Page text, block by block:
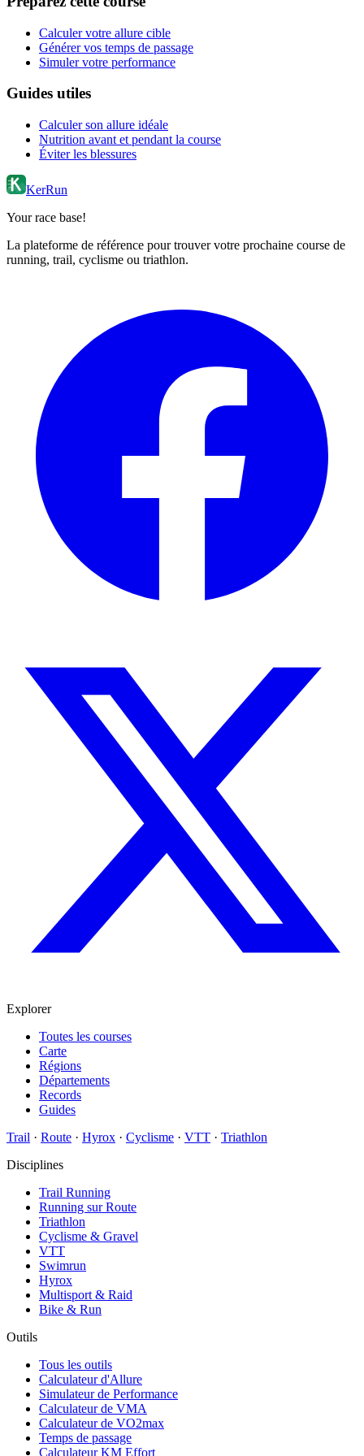
Calculer votre allure cible
Générer vos temps de passage
Simuler votre performance
Guides utiles
Calculer son allure idéale
Nutrition avant et pendant la course
Éviter les blessures
KerRun
Your race base!
La plateforme de référence pour trouver votre prochaine course de
running, trail, cyclisme ou triathlon.
Explorer
Toutes les courses
Carte
Régions
Départements
Records
Guides
Trail · Route · Hyrox · Cyclisme · VTT · Triathlon
Disciplines
Trail Running
Running sur Route
Triathlon
Cyclisme & Gravel
VTT
Swimrun
Hyrox
Multisport & Raid
Bike & Run
Outils
Tous les outils
Calculateur d'Allure
Simulateur de Performance
Calculateur de VMA
Calculateur de VO2max
Temps de passage
Calculateur KM Effort